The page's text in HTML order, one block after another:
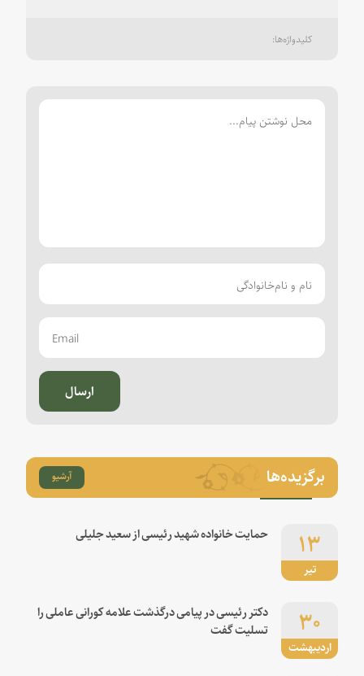
ارسال
برگزیده‌ها آرشیو
تیر
۱۳ حمایت خانواده شهید رئیسی از سعید جلیلی
اردیبهشت
۳۰
دکتر رئیسی در پیامی درگذشت علامه کورانی عاملی را
تسلیت گفت